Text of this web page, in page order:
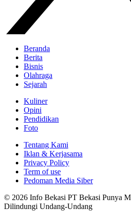
Beranda
Berita
Bisnis
Olahraga
Sejarah
Kuliner
Opini
Pendidikan
Foto
Tentang Kami
Iklan & Kerjasama
Privacy Policy
Term of use
Pedoman Media Siber
© 2026 Info Bekasi PT Bekasi Punya
Dilindungi Undang-Undang